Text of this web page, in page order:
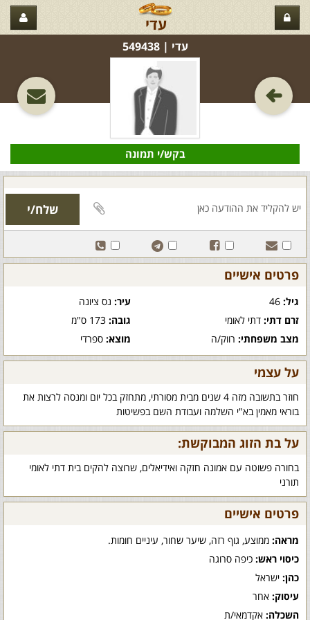
עדי
עדי‏ | 549438
בקש/י תמונה
פרטים אישיים
גיל: עיר:נס ציונה
זרם דתי: דתי לאומי גובה:173 ס"מ
מצב משפחתי: רווק/ה מוצא:ספרדי
על עצמי
חוזר בתשובה מזה 4 שנים מבית מסורתי, מתחזק בכל יום ומנסה לרצות את
בוראי מאמין בא"י השלמה ועבודת השם בפשיטות
על בת הזוג המבוקשת:
בחורה פשוטה עם אמונה חזקה ואידיאלים, שרוצה להקים בית דתי לאומי
תורני
פרטים אישיים
מראה: ממוצע, גוף רזה, שיער שחור, עיניים חומות.
כיסוי ראש: כיפה סרוגה
כהן: ישראל
עיסוק: אחר
השכלה: אקדמאי/ת